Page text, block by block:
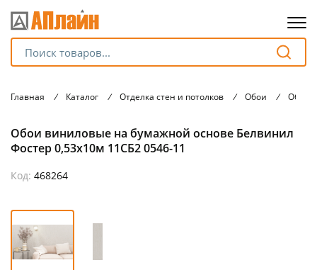
Главная / Каталог / Отделка стен и потолков / Обои / Обои
Обои виниловые на бумажной основе Белвинил
Фостер 0,53х10м 11СБ2 0546-11
Код: 468264
оплатуна части
без переплат
График платежей
Сегодня